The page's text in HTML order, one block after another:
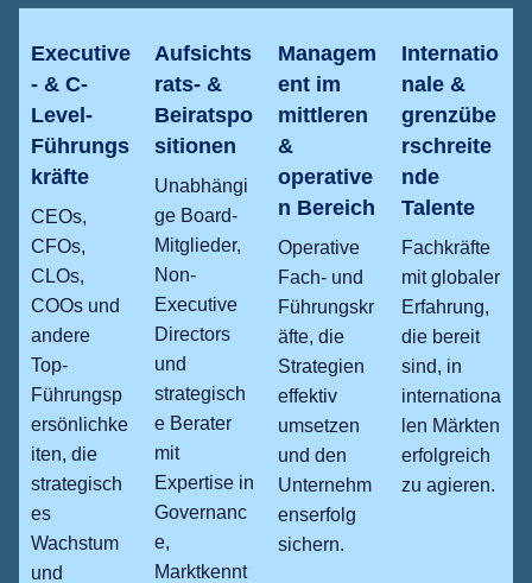
Executive
- & C-
Level-
Führungs
kräfte
CEOs,
CFOs,
CLOs,
COOs und
andere
Top-
Führungsp
ersönlichke
iten, die
strategisch
es
Wachstum
und
Aufsichts
rats- &
Beiratspo
sitionen
Unabhängi
ge Board-
Mitglieder,
Non-
Executive
Directors
und
strategisch
e Berater
mit
Expertise in
Governanc
e,
Marktkennt
Managem
ent im
mittleren
&
operative
n Bereich
Operative
Fach- und
Führungskr
äfte, die
Strategien
effektiv
umsetzen
und den
Unternehm
enserfolg
sichern.
Internatio
nale &
grenzübe
rschreite
nde
Talente
Fachkräfte
mit globaler
Erfahrung,
die bereit
sind, in
internationa
len Märkten
erfolgreich
zu agieren.